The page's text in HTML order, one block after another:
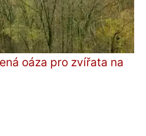
oáza pro zvířata na